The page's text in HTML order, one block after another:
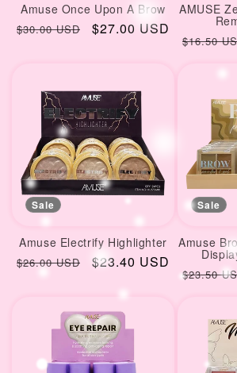
Amuse Once Upon A Brow
Regular
$30.00 USD
Sale
$27.00 USD
AMUSE
Regular
$16.50
Sale
Amuse Electrify Highlighter
Regular
price
$26.00 USD
Sale
$23.40 USD
Sale
Amuse
Regular
$23.50